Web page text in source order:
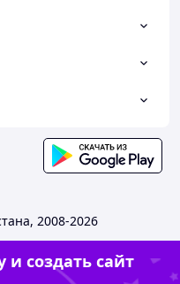
2008-2026
и создать сайт